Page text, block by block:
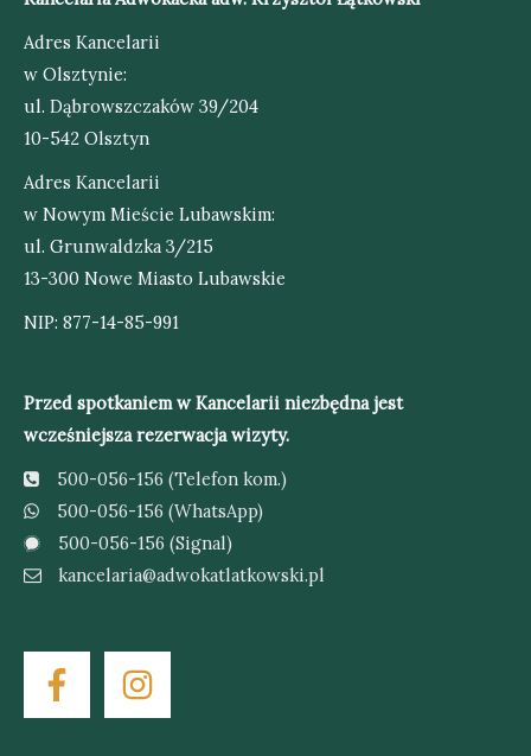
Adres Kancelarii
w Olsztynie:
ul. Dąbrowszczaków 39/204
10-542 Olsztyn
Adres Kancelarii
w Nowym Mieście Lubawskim:
ul. Grunwaldzka 3/215
13-300 Nowe Miasto Lubawskie
NIP: 877-14-85-991
Przed spotkaniem w Kancelarii niezbędna jest
wcześniejsza rezerwacja wizyty.
500-056-156 (Telefon kom.)
500-056-156 (WhatsApp)
500-056-156 (Signal)
kancelaria@adwokatlatkowski.pl